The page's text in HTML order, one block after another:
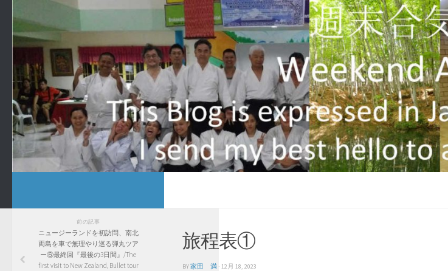
旅程表①
BY家田 満 · 12月 18, 2023
前の記事
ニュージーランドを初訪問、南北
両島を車で無理やり巡る弾丸ツア
ー⑥最終回『最後の3日間』/The
first visit to New Zealand, Bullet tour